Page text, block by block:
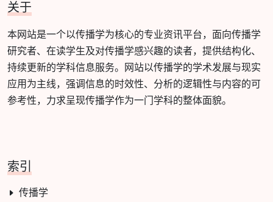
关于
本网站是一个以传播学为核心的专业资讯平台，面向传播学
研究者、在读学生及对传播学感兴趣的读者，提供结构化、
持续更新的学科信息服务。网站以传播学的学术发展与现实
应用为主线，强调信息的时效性、分析的逻辑性与内容的可
参考性，力求呈现传播学作为一门学科的整体面貌。
索引
传播学